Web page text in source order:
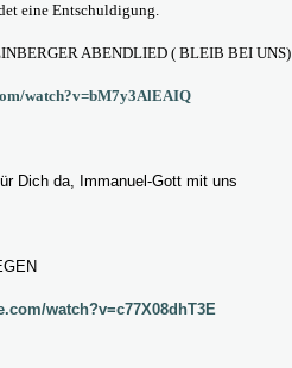
eine Entschuldigung.
ABENDLIED ( BLEIB BEI UNS)
watch?v=bM7y3AlEAIQ
Dich da, Immanuel-Gott mit uns
watch?v=c77X08dhT3E